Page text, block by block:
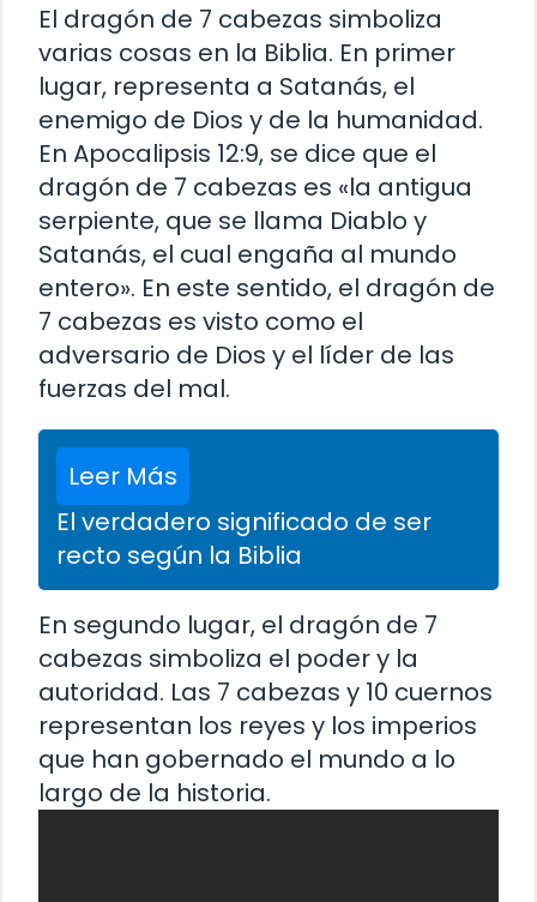
El dragón de 7 cabezas simboliza
varias cosas en la Biblia. En primer
lugar, representa a Satanás, el
enemigo de Dios y de la humanidad.
En Apocalipsis 12:9, se dice que el
dragón de 7 cabezas es «la antigua
serpiente, que se llama Diablo y
Satanás, el cual engaña al mundo
entero». En este sentido, el dragón de
7 cabezas es visto como el
adversario de Dios y el líder de las
fuerzas del mal.
Leer Más
El verdadero significado de ser
recto según la Biblia
En segundo lugar, el dragón de 7
cabezas simboliza el poder y la
autoridad. Las 7 cabezas y 10 cuernos
representan los reyes y los imperios
que han gobernado el mundo a lo
largo de la historia.